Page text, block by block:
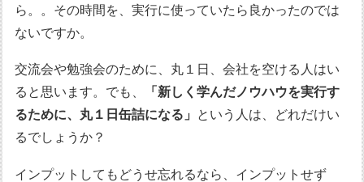
ら。。その時間を、実行に使っていたら良かったのでは
ないですか。
交流会や勉強会のために、丸１日、会社を空ける人はい
ると思います。でも、
「新しく学んだノウハウを実行す
るために、丸１日缶詰になる」 という人は、どれだけい
るでしょうか？
インプットしてもどうせ忘れるなら、インプットせず